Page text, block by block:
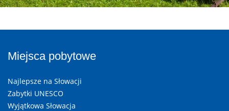
Miejsca pobytowe
Najlepsze na Słowacji
Zabytki UNESCO
Wyjątkowa Słowacja